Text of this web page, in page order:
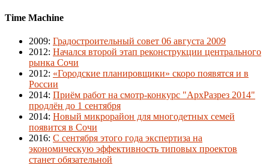
Time Machine
2009: Градостроительный совет 06 августа 2009
2012: Начался второй этап реконструкции центрального
рынка Сочи
2012: «Городские планировщики» скоро появятся и в
России
2014: Приём работ на смотр-конкурс "АрхРазрез 2014"
продлён до 1 сентября
2014: Новый микрорайон для многодетных семей
появится в Сочи
2016: С сентября этого года экспертиза на
экономическую эффективность типовых проектов
станет обязательной